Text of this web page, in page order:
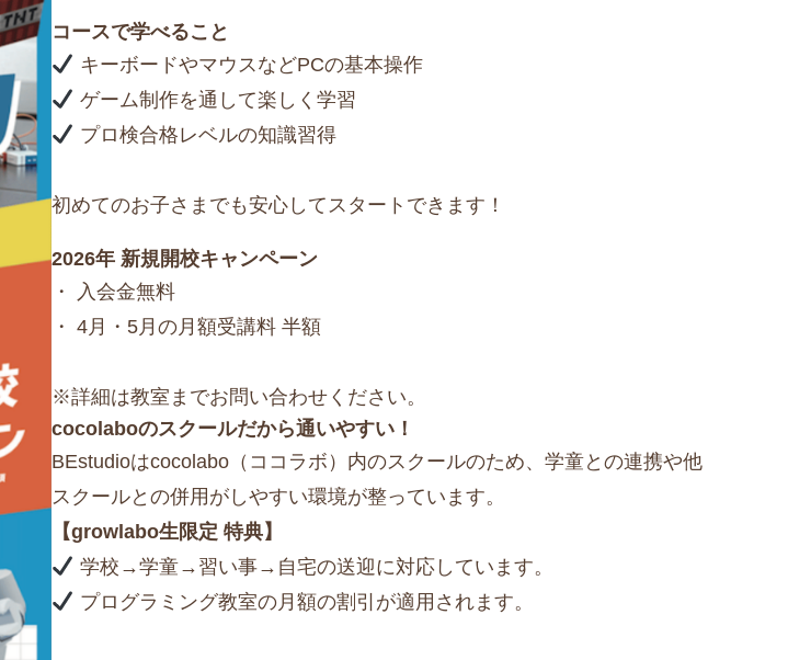
コースで学べること
キーボードやマウスなどPCの基本操作
ゲーム制作を通して楽しく学習
プロ検合格レベルの知識習得
初めてのお子さまでも安心してスタートできます！
2026年 新規開校キャンペーン
・ 入会金無料
・ 4月・5月の月額受講料 半額
※詳細は教室までお問い合わせください。
cocolaboのスクールだから通いやすい！
BEstudioはcocolabo（ココラボ）内のスクールのため、学童との連携や他
スクールとの併用がしやすい環境が整っています。
【growlabo生限定 特典】
学校→学童→習い事→自宅の送迎に対応しています。
プログラミング教室の月額の割引が適用されます。